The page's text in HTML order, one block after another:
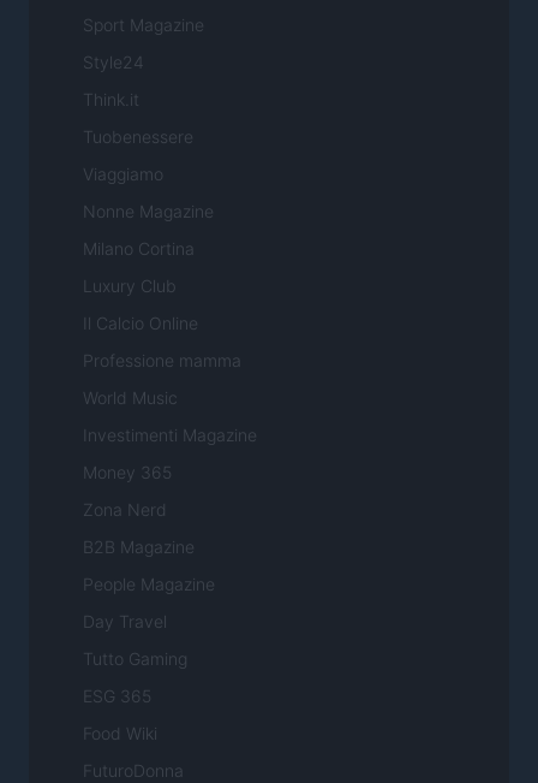
Sport Magazine
Style24
Think.it
Tuobenessere
Viaggiamo
Nonne Magazine
Milano Cortina
Luxury Club
Il Calcio Online
Professione mamma
World Music
Investimenti Magazine
Money 365
Zona Nerd
B2B Magazine
People Magazine
Day Travel
Tutto Gaming
ESG 365
Food Wiki
FuturoDonna